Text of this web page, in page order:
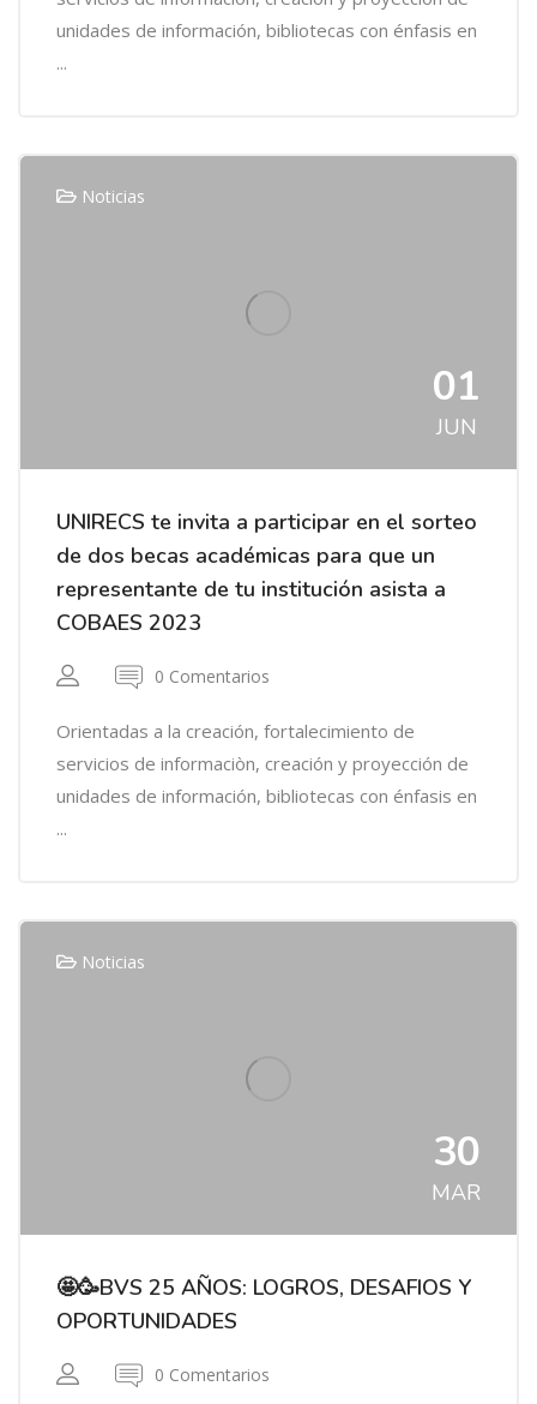
unidades de información, bibliotecas con énfasis en
...
Noticias
01
JUN
UNIRECS te invita a participar en el sorteo
de dos becas académicas para que un
representante de tu institución asista a
COBAES 2023
0 Comentarios
Orientadas a la creación, fortalecimiento de
servicios de informaciòn, creación y proyección de
unidades de información, bibliotecas con énfasis en
...
Noticias
30
MAR
🤩🥳BVS 25 AÑOS: LOGROS, DESAFIOS Y
OPORTUNIDADES
0 Comentarios